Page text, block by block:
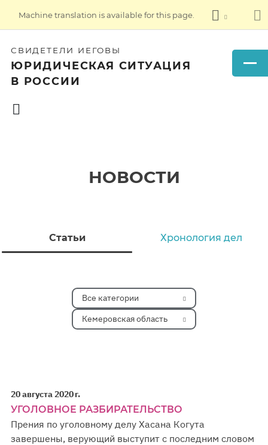
Machine translation is available for this page.
СВИДЕТЕЛИ ИЕГОВЫ
ЮРИДИЧЕСКАЯ СИТУАЦИЯ
В РОССИИ
НОВОСТИ
Статьи Хронология дел
Все категории
Кемеровская область
20 августа 2020 г.
УГОЛОВНОЕ РАЗБИРАТЕЛЬСТВО
Прения по уголовному делу Хасана Когута
завершены, верующий выступит с последним словом